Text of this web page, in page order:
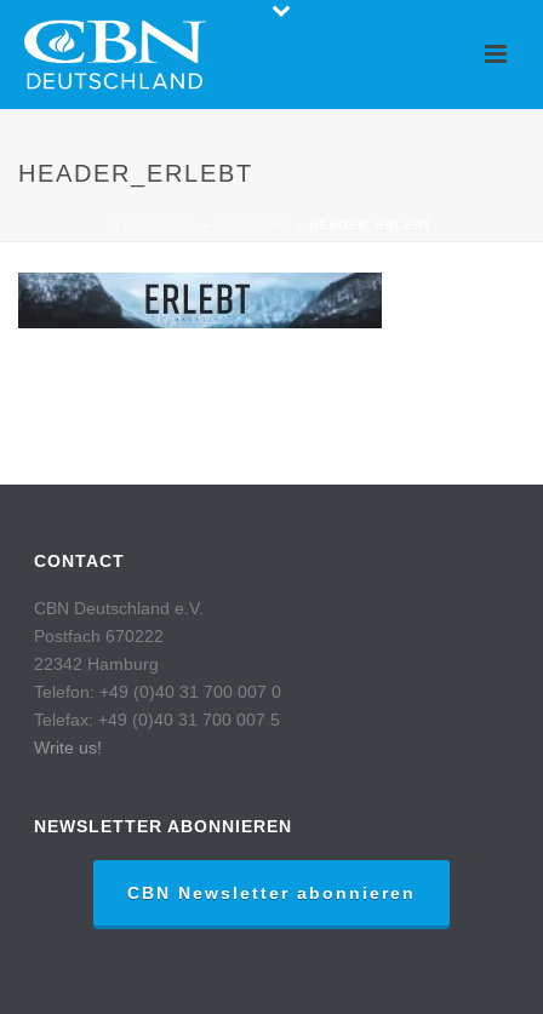
HEADER_ERLEBT
CONTACT
CBN Deutschland e.V.
Postfach 670222
22342 Hamburg
Telefon: +49 (0)40 31 700 007 0
Telefax: +49 (0)40 31 700 007 5
Write us!
NEWSLETTER ABONNIEREN
CBN Newsletter abonnieren